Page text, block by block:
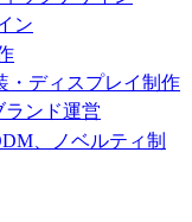
ン
・ディスプレイ制作
ランド運営
、ノベルティ制